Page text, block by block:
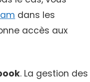
dans les
accès aux
. La gestion des